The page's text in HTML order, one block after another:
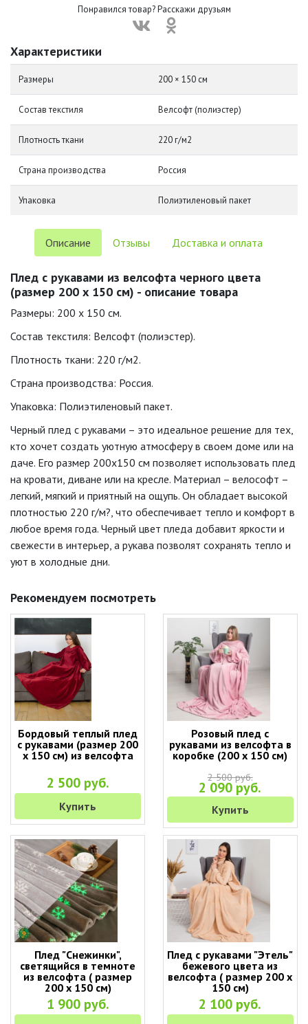
Понравился товар? Расскажи друзьям
Характеристики
Размеры 200 × 150 см
Состав текстиля Велсофт (полиэстер)
Плотность ткани 220 г/м2
Страна производства Россия
Упаковка Полиэтиленовый пакет
Описание Отзывы Доставка и оплата
Плед с рукавами из велсофта черного цвета
(размер 200 х 150 см) - описание товара
Размеры: 200 х 150 см.
Состав текстиля: Велсофт (полиэстер).
Плотность ткани: 220 г/м2.
Страна производства: Россия.
Упаковка: Полиэтиленовый пакет.
Черный плед с рукавами – это идеальное решение для тех,
кто хочет создать уютную атмосферу в своем доме или на
даче. Его размер 200х150 см позволяет использовать плед
на кровати, диване или на кресле. Материал – велософт –
легкий, мягкий и приятный на ощупь. Он обладает высокой
плотностью 220 г/м?, что обеспечивает тепло и комфорт в
любое время года. Черный цвет пледа добавит яркости и
свежести в интерьер, а рукава позволят сохранять тепло и
уют в холодные дни.
Рекомендуем посмотреть
Бордовый теплый плед
с рукавами (размер 200
х 150 см) из велсофта
2 500 руб.
Купить
Розовый плед с
рукавами из велсофта в
коробке (200 х 150 см)
2 500 руб.
2 090 руб.
Купить
Плед "Снежинки",
светящийся в темноте
из велсофта ( размер
200 х 150 см)
1 900 руб.
Плед с рукавами "Этель"
бежевого цвета из
велсофта ( размер 200 х
150 см)
2 100 руб.